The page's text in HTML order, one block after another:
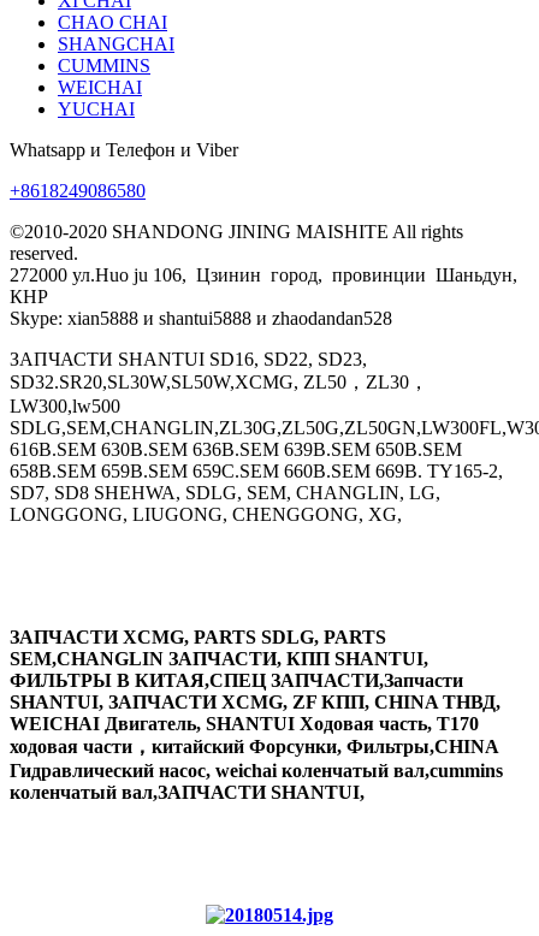
CHAO CHAI
SHANGCHAI
CUMMINS
WEICHAI
YUCHAI
Whatsapp и Телефон и Viber
+8618249086580
©2010-2020 SHANDONG JINING MAISHITE All rights
reserved.
272000 ул.Huo ju 106, Цзинин город, провинции Шаньдун,
КНР
Skype: xian5888 и shantui5888 и zhaodandan528
ЗАПЧАСТИ SHANTUI SD16, SD22, SD23,
SD32.SR20,SL30W,SL50W,XCMG, ZL50，ZL30，
LW300,lw500
616B.SEM 630B.SEM 636B.SEM 639B.SEM 650B.SEM
658B.SEM 659B.SEM 659C.SEM 660B.SEM 669B. TY165-2,
SD7, SD8 SHEHWA, SDLG, SEM, CHANGLIN, LG,
LONGGONG, LIUGONG, CHENGGONG, XG,
ЗАПЧАСТИ XCMG, PARTS SDLG, PARTS
SEM,CHANGLIN ЗАПЧАСТИ, КПП SHANTUI,
ФИЛЬТРЫ В КИТАЯ,СПЕЦ ЗАПЧАСТИ,Запчасти
SHANTUI, ЗАПЧАСТИ XCMG, ZF КПП, CHINA ТНВД,
WEICHAI Двигатель, SHANTUI Ходовая часть, T170
ходовая части，китайский Форсунки, Фильтры,CHINA
Гидравлический насос, weichai коленчатый вал,cummins
коленчатый вал,ЗАПЧАСТИ SHANTUI,